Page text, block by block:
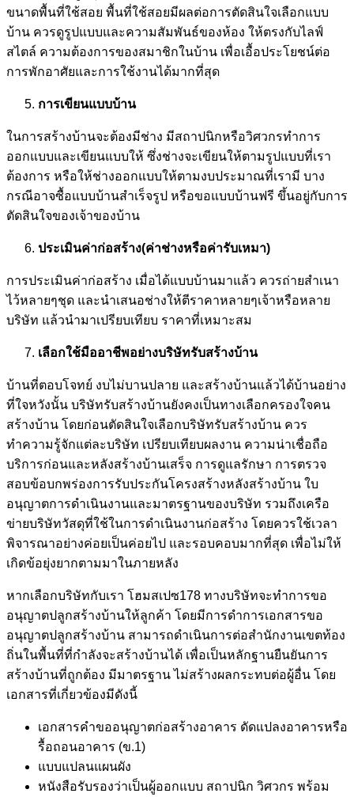
ขนาดพื้นที่ใช้สอย พื้นที่ใช้สอยมีผลต่อการตัดสินใจเลือกแบบ
บ้าน ควรดูรูปแบบและความสัมพันธ์ของห้อง ให้ตรงกับไลฟ์
สไตล์ ความต้องการของสมาชิกในบ้าน เพื่อเอื้อประโยชน์ต่อ
การพักอาศัยและการใช้งานได้มากที่สุด
การเขียนแบบบ้าน
ในการสร้างบ้านจะต้องมีช่าง มีสถาปนิกหรือวิศวกรทำการ
ออกแบบและเขียนแบบให้ ซึ่งช่างจะเขียนให้ตามรูปแบบที่เรา
ต้องการ หรือให้ช่างออกแบบให้ตามงบประมาณที่เรามี บาง
กรณีอาจซื้อแบบบ้านสำเร็จรูป หรือขอแบบบ้านฟรี ขึ้นอยู่กับการ
ตัดสินใจของเจ้าของบ้าน
ประเมินค่าก่อสร้าง(ค่าช่างหรือค่ารับเหมา)
การประเมินค่าก่อสร้าง เมื่อได้แบบบ้านมาแล้ว ควรถ่ายสำเนา
ไว้หลายๆชุด และนำเสนอช่างให้ตีราคาหลายๆเจ้าหรือหลาย
บริษัท แล้วนำมาเปรียบเทียบ ราคาที่เหมาะสม
เลือกใช้มืออาชีพอย่างบริษัทรับสร้างบ้าน
บ้านที่ตอบโจทย์ งบไม่บานปลาย และสร้างบ้านแล้วได้บ้านอย่าง
ที่ใจหวังนั้น บริษัทรับสร้างบ้านยังคงเป็นทางเลือกครองใจคน
สร้างบ้าน โดยก่อนตัดสินใจเลือกบริษัทรับสร้างบ้าน ควร
ทำความรู้จักแต่ละบริษัท เปรียบเทียบผลงาน ความน่าเชื่อถือ
บริการก่อนและหลังสร้างบ้านเสร็จ การดูแลรักษา การตรวจ
สอบข้อบกพร่องการรับประกันโครงสร้างหลังสร้างบ้าน ใบ
อนุญาตการดำเนินงานและมาตรฐานของบริษัท รวมถึงเครือ
ข่ายบริษัทวัสดุที่ใช้ในการดำเนินงานก่อสร้าง โดยควรใช้เวลา
พิจารณาอย่างค่อยเป็นค่อยไป และรอบคอบมากที่สุด เพื่อไม่ให้
เกิดข้อยุ่งยากตามมาในภายหลัง
หากเลือกบริษัทกับเรา โฮมสเปซ178 ทางบริษัทจะทำการขอ
อนุญาตปลูกสร้างบ้านให้ลูกค้า โดยมีการดำการเอกสารขอ
อนุญาตปลูกสร้างบ้าน สามารถดำเนินการต่อสำนักงานเขตท้อง
ถิ่นในพื้นที่ที่กำลังจะสร้างบ้านได้ เพื่อเป็นหลักฐานยืนยันการ
สร้างบ้านที่ถูกต้อง มีมาตรฐาน ไม่สร้างผลกระทบต่อผู้อื่น โดย
เอกสารที่เกี่ยวข้องมีดังนี้
เอกสารคำขออนุญาตก่อสร้างอาคาร ดัดแปลงอาคารหรือ
รื้อถอนอาคาร (ข.1)
แบบแปลนแผนผัง
หนังสือรับรองว่าเป็นผู้ออกแบบ สถาปนิก วิศวกร พร้อม